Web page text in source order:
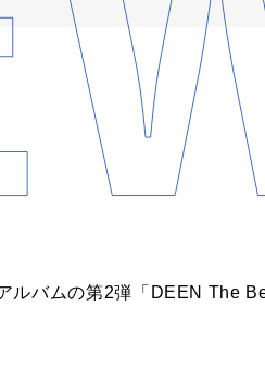
ルバムの第2弾「DEEN The